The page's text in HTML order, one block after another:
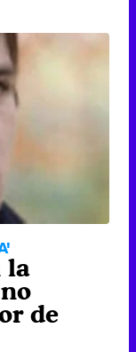
la
de